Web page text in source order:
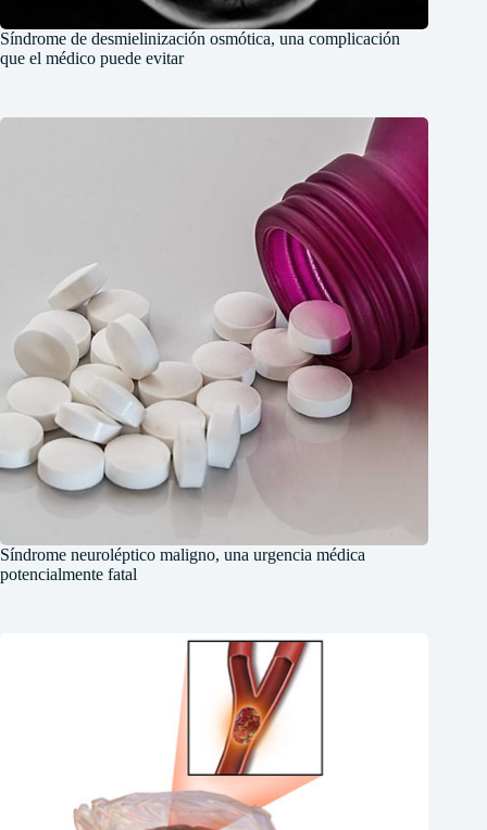
Síndrome de desmielinización osmótica, una complicación
que el médico puede evitar
Síndrome neuroléptico maligno, una urgencia médica
potencialmente fatal